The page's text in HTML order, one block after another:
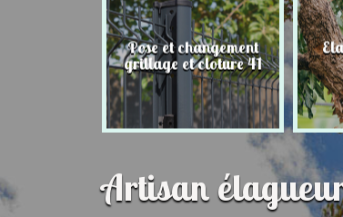
Pose et changement
grillage et cloture 41
Artisan